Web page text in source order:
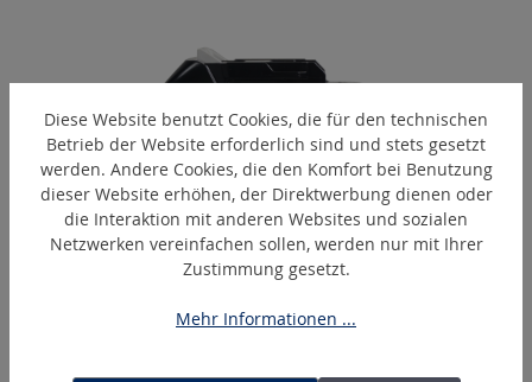
BL1850B
Diese Website benutzt Cookies, die für den technischen
Betrieb der Website erforderlich sind und stets gesetzt
werden. Andere Cookies, die den Komfort bei Benutzung
dieser Website erhöhen, der Direktwerbung dienen oder
die Interaktion mit anderen Websites und sozialen
Netzwerken vereinfachen sollen, werden nur mit Ihrer
Zustimmung gesetzt.
Mehr Informationen ...